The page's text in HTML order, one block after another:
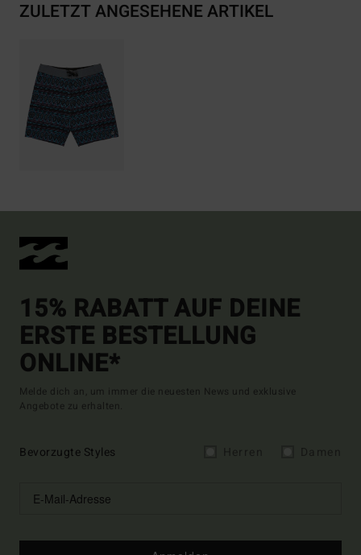
ZULETZT ANGESEHENE ARTIKEL
15% RABATT AUF DEINE
ERSTE BESTELLUNG
ONLINE*
Melde dich an, um immer die neuesten News und exklusive
Angebote zu erhalten.
Bevorzugte Styles